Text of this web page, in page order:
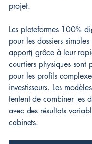
projet.
Les plateformes 100%
pour les dossiers
apport) grâce à leur
courtiers physiques sont
pour les profils
investisseurs. Les
tentent de combiner les
avec des résultats
cabinets.